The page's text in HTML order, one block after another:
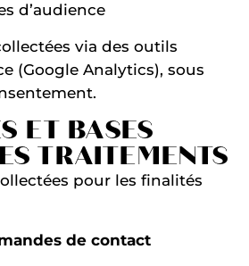
d’audience
via des outils
(Google Analytics), sous
ET BASES
TRAITEMENTS
pour les finalités
de contact